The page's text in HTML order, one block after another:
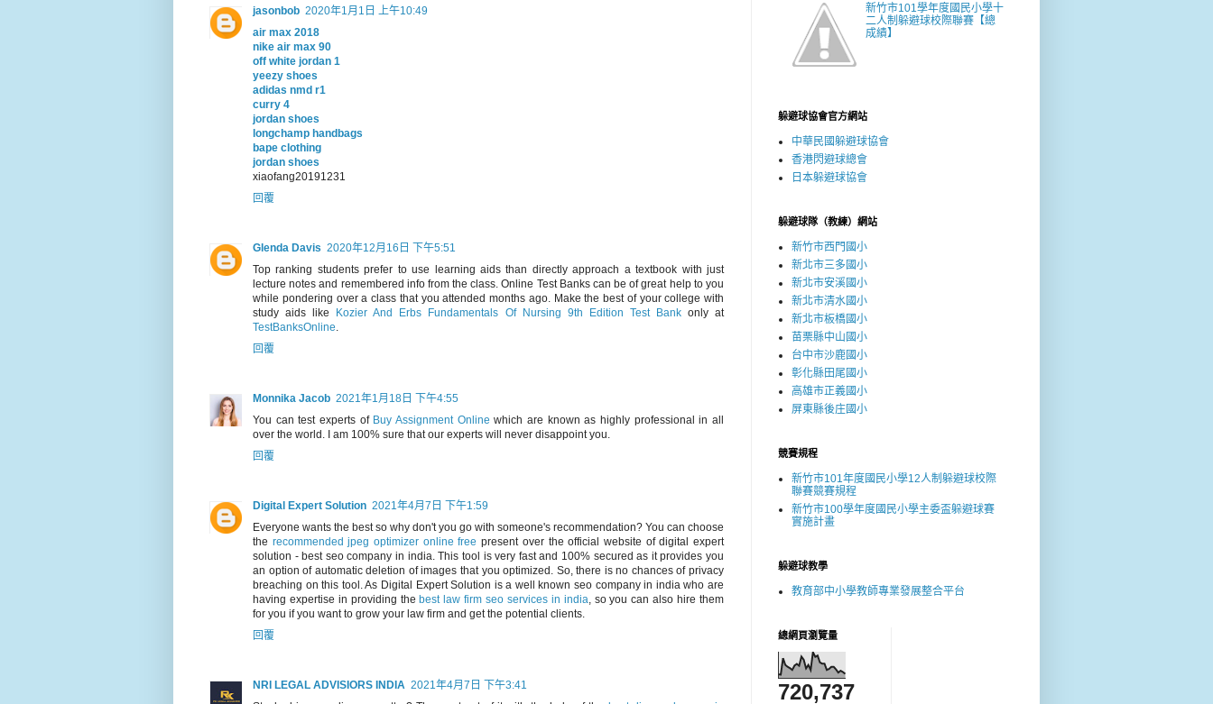
jasonbob 2020年1月1日 上午10:49
air max 2018
nike air max 90
off white jordan 1
yeezy shoes
adidas nmd r1
curry 4
jordan shoes
longchamp handbags
bape clothing
jordan shoes
xiaofang20191231
回覆
Glenda Davis 2020年12月16日 下午5:51
Top ranking students prefer to use learning aids than directly approach a textbook with just
lecture notes and remembered info from the class. Online Test Banks can be of great help to you
while pondering over a class that you attended months ago. Make the best of your college with
study aids like
Kozier And Erbs Fundamentals Of Nursing 9th Edition Test Bankonly at
TestBanksOnline.
回覆
Monnika Jacob 2021年1月18日 下午4:55
You can test experts of Buy Assignment Online which are known as highly professional in all
over the world. I am 100% sure that our experts will never disappoint you.
回覆
Digital Expert Solution 2021年4月7日 下午1:59
Everyone wants the best so why don't you go with someone's recommendation? You can choose
the recommended jpeg optimizer online free present over the official website of digital expert
solution - best seo company in india. This tool is very fast and 100% secured as it provides you
an option of automatic deletion of images that you optimized. So, there is no chances of privacy
breaching on this tool. As Digital Expert Solution is a well known seo company in india who are
having expertise in providing the best law firm seo services in india, so you can also hire them
for you if you want to grow your law firm and get the potential clients.
回覆
NRI LEGAL ADVISIORS INDIA 2021年4月7日 下午3:41
新竹市101學年度國民小學十
二人制躲避球校際聯賽【總
成績】
躲避球協會官方網站
中華民國躲避球協會
香港閃避球總會
日本躲避球協會
躲避球隊（教練）網站
新竹市西門國小
新北市三多國小
新北市安溪國小
新北市清水國小
新北市板橋國小
苗栗縣中山國小
台中市沙鹿國小
彰化縣田尾國小
高雄市正義國小
屏東縣後庄國小
競賽規程
新竹市101年度國民小學12人制躲避球校際
聯賽競賽規程
新竹市100學年度國民小學主委盃躲避球賽
實施計畫
躲避球教學
教育部中小學教師專業發展整合平台
總網頁瀏覽量
720,737